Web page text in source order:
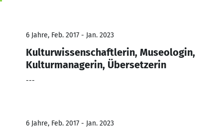
6 Jahre, Feb. 2017 - Jan. 2023
Kulturwissenschaftlerin, Museologin,
Kulturmanagerin, Übersetzerin
---
6 Jahre, Feb. 2017 - Jan. 2023